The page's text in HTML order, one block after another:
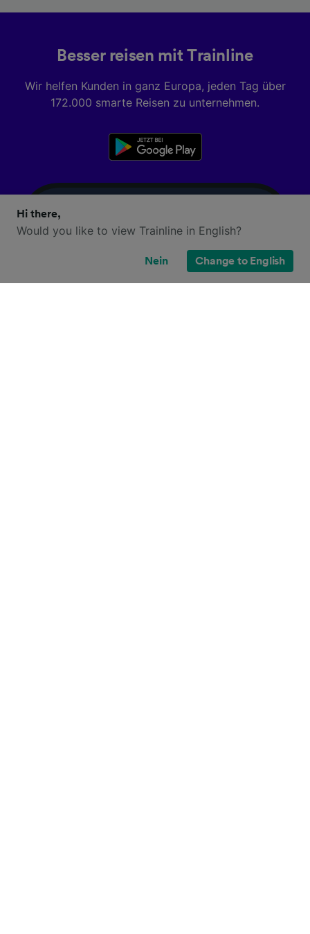
Besser reisen mit Trainline
Wir helfen Kunden in ganz Europa, jeden Tag über
172.000 smarte Reisen zu unternehmen.
Hi there,
Would you like to view Trainline in English?
Nein Change to English